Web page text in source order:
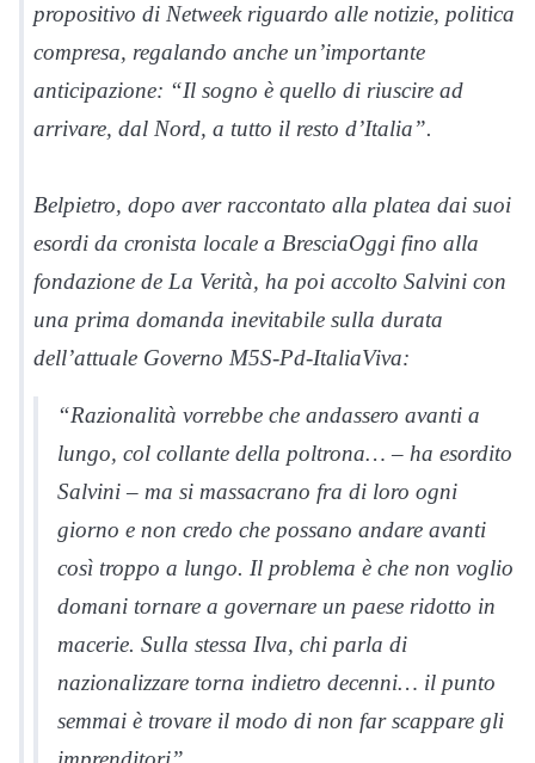
propositivo di Netweek riguardo alle notizie, politica
compresa, regalando anche un’importante
anticipazione: “Il sogno è quello di riuscire ad
arrivare, dal Nord, a tutto il resto d’Italia”.
Belpietro, dopo aver raccontato alla platea dai suoi
esordi da cronista locale a BresciaOggi fino alla
fondazione de La Verità, ha poi accolto Salvini con
una prima domanda inevitabile sulla durata
dell’attuale Governo M5S-Pd-ItaliaViva:
“Razionalità vorrebbe che andassero avanti a
lungo, col collante della poltrona… – ha esordito
Salvini – ma si massacrano fra di loro ogni
giorno e non credo che possano andare avanti
così troppo a lungo. Il problema è che non voglio
domani tornare a governare un paese ridotto in
macerie. Sulla stessa Ilva, chi parla di
nazionalizzare torna indietro decenni… il punto
semmai è trovare il modo di non far scappare gli